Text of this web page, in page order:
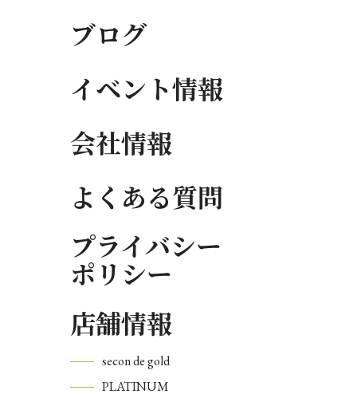
ブログ
イベント情報
会社情報
よくある質問
プライバシー
ポリシー
店舗情報
secon de gold
PLATINUM